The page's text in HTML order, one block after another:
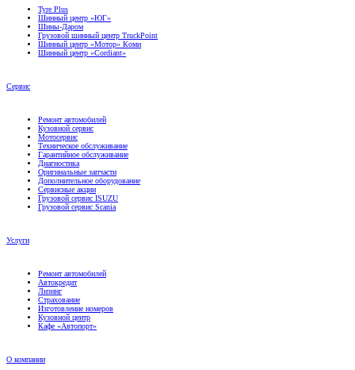
Шинный центр «ЮГ»
Шины-Даром
Грузовой шинный центр TruckPoint
Шинный центр «Мотор» Коми
Шинный центр «Cordiant»
Кузовной сервис
Мотосервис
Техническое обслуживание
Гарантийное обслуживание
Диагностика
Оригинальные запчасти
Дополнительное оборудование
Сервисные акции
Грузовой сервис ISUZU
Грузовой сервис Scania
Автокредит
Лизинг
Страхование
Изготовление номеров
Кузовной центр
Кафе «Автопорт»